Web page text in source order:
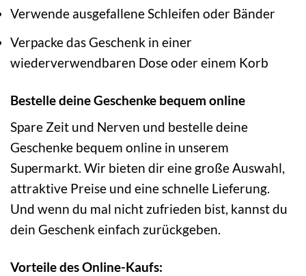
Verwende ausgefallene Schleifen oder Bänder
Verpacke das Geschenk in einer
wiederverwendbaren Dose oder einem Korb
Bestelle deine Geschenke bequem online
Spare Zeit und Nerven und bestelle deine
Geschenke bequem online in unserem
Supermarkt. Wir bieten dir eine große Auswahl,
attraktive Preise und eine schnelle Lieferung.
Und wenn du mal nicht zufrieden bist, kannst du
dein Geschenk einfach zurückgeben.
Vorteile des Online-Kaufs: